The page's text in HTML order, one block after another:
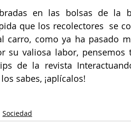
en las bolsas de la
que los recolectores  se
carro, como ya ha pasado
su valiosa labor,
de la revista
sabes, ¡aplícalos!
Sociedad